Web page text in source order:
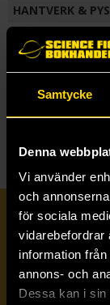
Samtycke
Denna
Vi använder
och
för sociala
vidarebefordrar
information
annons- och
Dessa kan i sin
HANTVERK &
KORTROMAN
SAMLINGSVOLYM